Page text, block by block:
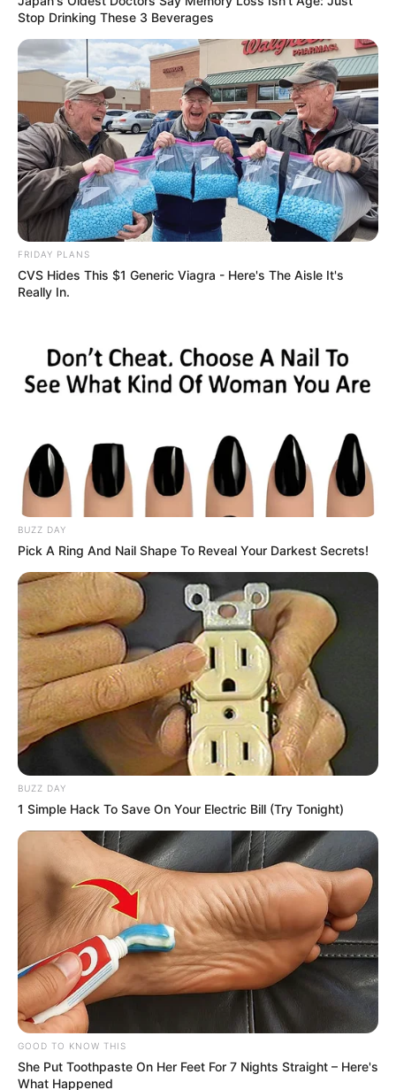
Stop Drinking These 3 Beverages
FRIDAY PLANS
CVS Hides This $1 Generic Viagra - Here's The Aisle It's
Really In.
BUZZ DAY
Pick A Ring And Nail Shape To Reveal Your Darkest Secrets!
BUZZ DAY
1 Simple Hack To Save On Your Electric Bill (Try Tonight)
GOOD TO KNOW THIS
She Put Toothpaste On Her Feet For 7 Nights Straight – Here's
What Happened